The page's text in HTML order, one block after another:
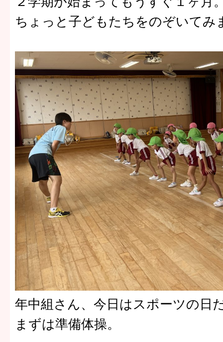
ちょっと子どもたちをのぞいてみ
年中組さん、今日はスポーツの日
まずは準備体操。